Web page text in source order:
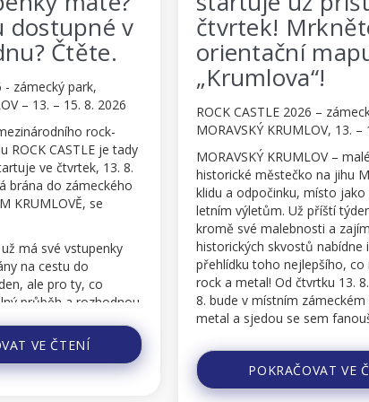
v
8. 2026
rock-
je tady
13. 8.
se
co
čtvrtek! Mrkněte na
orientační mapu
„Krumlova“!
ROCK CASTLE 2026 – zámecký park,
MORAVSKÝ KRUMLOV, 13. – 15. 8. 2026
MORAVSKÝ KRUMLOV – malé, příjemné,
historické městečko na jihu Moravy, oáza
klidu a odpočinku, místo jako stvořené k
letním výletům. Už příští týden tady ale
kromě své malebnosti a zajímavých
historických skvostů nabídne i 3denní
přehlídku toho nejlepšího, co nabízí světový
rock a metal! Od čtvrtku 13. 8. do soboty 15.
8. bude v místním zámeckém parku dunět
metal a sjedou se sem fanoušci tvrdé
muziky ze všech koutů...
POKRAČOVAT VE ČTENÍ